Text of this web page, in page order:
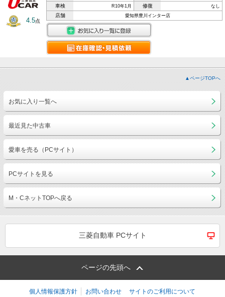
4.5点
車検 R10年1月 修復 なし
店舗 愛知県豊川インター店
▲ページTOPへ
お気に入り一覧へ
最近見た中古車
愛車を売る（PCサイト）
PCサイトを見る
M・CネットTOPへ戻る
三菱自動車 PCサイト
ページの先頭へ
個人情報保護方針 お問い合わせ サイトのご利用について